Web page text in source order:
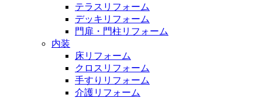
テラスリフォーム
デッキリフォーム
門扉・門柱リフォーム
内装
床リフォーム
クロスリフォーム
手すりリフォーム
介護リフォーム